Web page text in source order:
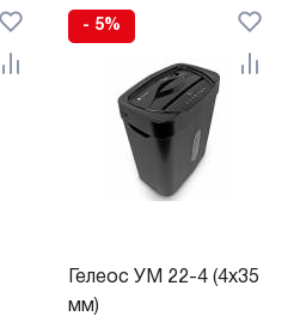
- 5%
Гелеос УМ 22-4 (4х35
мм)